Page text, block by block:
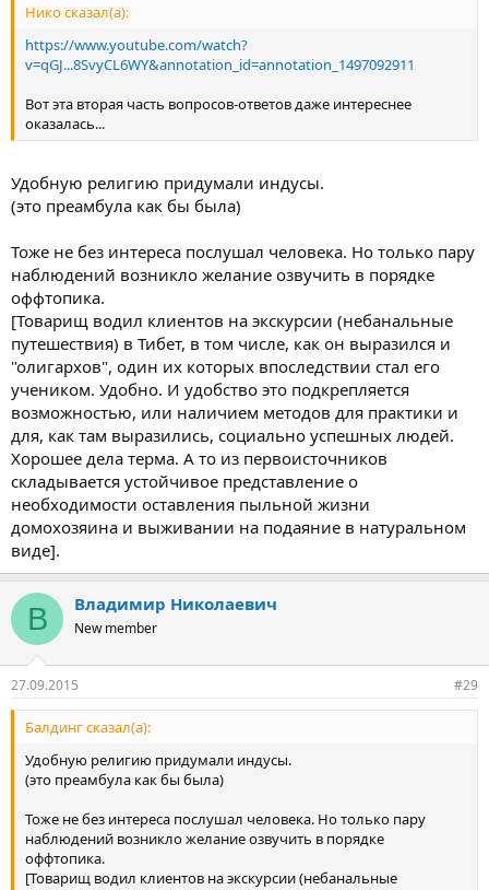
Нико сказал(а):
https://www.youtube.com/watch?
v=qGJ...8SvyCL6WY&annotation_id=annotation_1497092911
Вот эта вторая часть вопросов-ответов даже интереснее
оказалась...
Удобную религию придумали индусы.
(это преамбула как бы была)
Тоже не без интереса послушал человека. Но только пару
наблюдений возникло желание озвучить в порядке
оффтопика.
[Товарищ водил клиентов на экскурсии (небанальные
путешествия) в Тибет, в том числе, как он выразился и
"олигархов", один их которых впоследствии стал его
учеником. Удобно. И удобство это подкрепляется
возможностью, или наличием методов для практики и
для, как там выразились, социально успешных людей.
Хорошее дела терма. А то из первоисточников
складывается устойчивое представление о
необходимости оставления пыльной жизни
домохозяина и выживании на подаяние в натуральном
виде].
В Владимир Николаевич
New member
27.09.2015 #29
Балдинг сказал(а):
Удобную религию придумали индусы.
(это преамбула как бы была)
Тоже не без интереса послушал человека. Но только пару
наблюдений возникло желание озвучить в порядке
оффтопика.
[Товарищ водил клиентов на экскурсии (небанальные